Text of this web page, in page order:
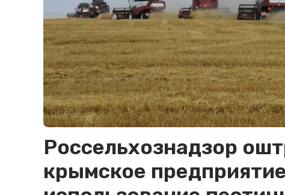
Россельхознадзор
крымское